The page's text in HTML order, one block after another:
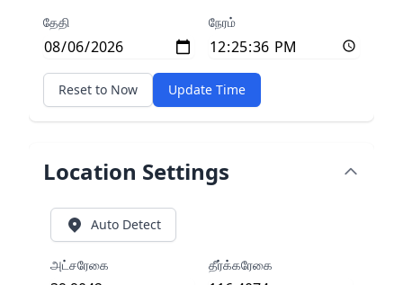
தேதி நேரம்
Reset to Now Update Time
Location Settings
Auto Detect
அட்சரேகை தீர்க்கரேகை